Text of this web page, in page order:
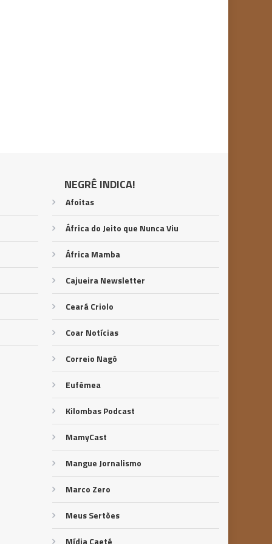
NEGRÊ INDICA!
Afoitas
África do Jeito que Nunca Viu
África Mamba
Cajueira Newsletter
Ceará Criolo
Coar Notícias
Correio Nagô
Eufêmea
Kilombas Podcast
MamyCast
Mangue Jornalismo
Marco Zero
Meus Sertões
Mídia Caeté